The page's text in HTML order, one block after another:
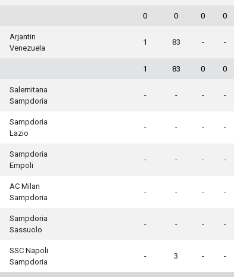
0 0 0 0
Arjantin
Venezuela
1 83 - -
1 83 0 0
Salernitana
Sampdoria
- - - -
Sampdoria
Lazio
- - - -
Sampdoria
Empoli
- - - -
AC Milan
Sampdoria
- - - -
Sampdoria
Sassuolo
- - - -
SSC Napoli
Sampdoria
- 3 - -